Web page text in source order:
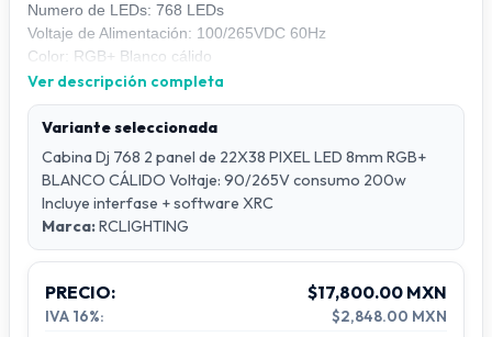
Numero de LEDs: 768 LEDs
Voltaje de Alimentación: 100/265VDC 60Hz
Color: RGB+ Blanco cálido
Angulo de apertura: 120° grados
Modo de control:IC USC2904
Numero de pixel: matriz 3 paneles de 20X38pixel
se necesita
Software: XRC + interface incluida trabar en vivo
CLIC Para Ver Controladores Disponibles
Ver descripción completa
Variante seleccionada
Cabina Dj 768 2 panel de 22X38 PIXEL LED 8mm RGB+
BLANCO CÁLIDO Voltaje: 90/265V consumo 200w
Incluye interfase + software XRC
Marca:RCLIGHTING
PRECIO: $17,800.00 MXN
IVA 16%: $2,848.00 MXN